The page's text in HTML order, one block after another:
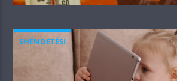
SHËNDETËSI